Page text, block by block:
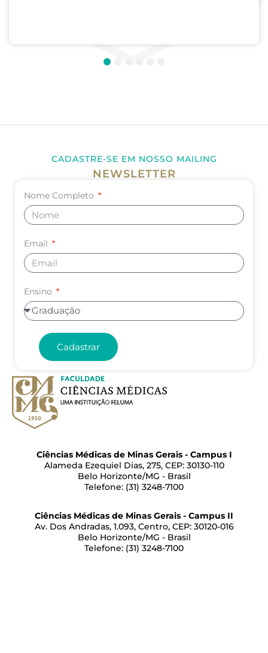
4
CADASTRE-SE EM NOSSO MAILING
NEWSLETTER
Nome Completo
Email
Ensino
Cadastrar
Ciências Médicas de Minas Gerais - Campus I
Alameda Ezequiel Dias, 275, CEP: 30130-110
Belo Horizonte/MG - Brasil
Telefone: (31) 3248-7100
Ciências Médicas de Minas Gerais - Campus II
Av. Dos Andradas, 1.093, Centro, CEP: 30120-016
Belo Horizonte/MG - Brasil
Telefone: (31) 3248-7100